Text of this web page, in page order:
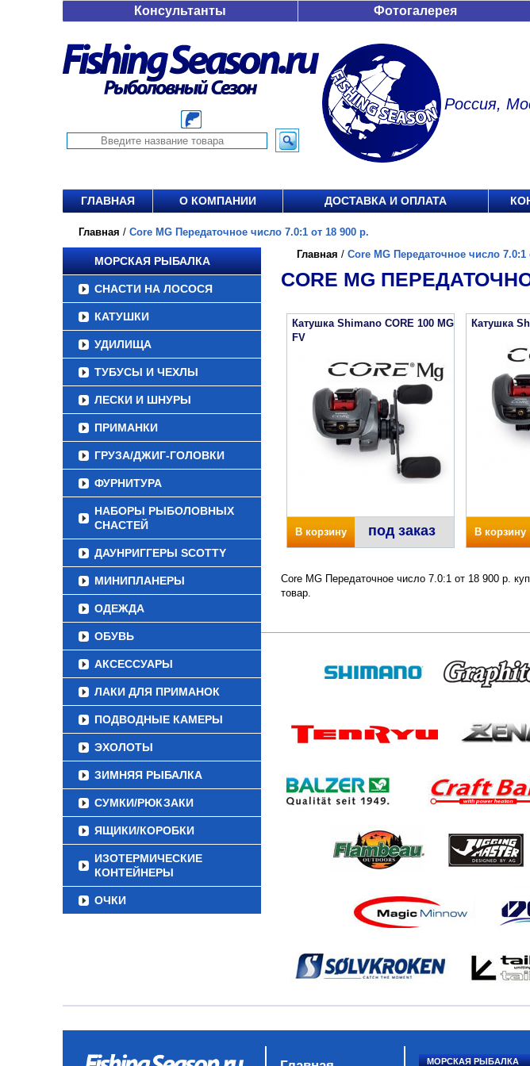
Консультанты Фотогалерея
Россия,
ГЛАВНАЯ О КОМПАНИИ ДОСТАВКА И ОПЛАТА
Главная / Core MG Передаточное число 7.0:1 от 18 900 р.
МОРСКАЯ РЫБАЛКА
СНАСТИ НА ЛОСОСЯ
КАТУШКИ
УДИЛИЩА
ТУБУСЫ И ЧЕХЛЫ
ЛЕСКИ И ШНУРЫ
ПРИМАНКИ
ГРУЗА/ДЖИГ-ГОЛОВКИ
ФУРНИТУРА
НАБОРЫ РЫБОЛОВНЫХ
СНАСТЕЙ
ДАУНРИГГЕРЫ SCOTTY
МИНИПЛАНЕРЫ
ОДЕЖДА
ОБУВЬ
АКСЕССУАРЫ
ЛАКИ ДЛЯ ПРИМАНОК
ПОДВОДНЫЕ КАМЕРЫ
ЭХОЛОТЫ
ЗИМНЯЯ РЫБАЛКА
СУМКИ/РЮКЗАКИ
ЯЩИКИ/КОРОБКИ
ИЗОТЕРМИЧЕСКИЕ
КОНТЕЙНЕРЫ
ОЧКИ
Главная / Core MG Передаточное число 7.0:1
CORE MG
Катушка Shimano CORE 100 MG
FV
В корзину под заказ
Катушка
В корзину
Core MG Передаточное число 7.0:1 от 18 900 р.
товар.
МОРСКАЯ РЫБАЛКА